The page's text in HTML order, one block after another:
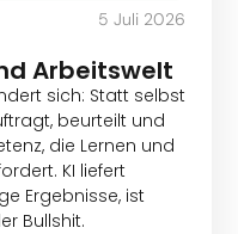
5 Juli 2026
Arbeitswelt
sich: Statt selbst
beurteilt und
die Lernen und
KI liefert
Ergebnisse, ist
Bullshit.